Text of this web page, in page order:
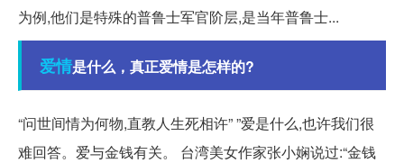
为例,他们是特殊的普鲁士军官阶层,是当年普鲁士...
爱情是什么，真正爱情是怎样的?
“问世间情为何物,直教人生死相许” ”爱是什么,也许我们很
难回答。爱与金钱有关。 台湾美女作家张小娴说过:“金钱